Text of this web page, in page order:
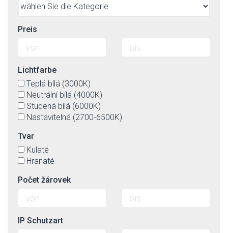
Preis
Lichtfarbe
Teplá bílá (3000K)
Neutrální bílá (4000K)
Studená bílá (6000K)
Nastavitelná (2700-6500K)
Tvar
Kulaté
Hranaté
Počet žárovek
IP Schutzart